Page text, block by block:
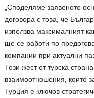
„Споделяме заявеното
договора с това, че
използва максималният
ще се работи по
компании при актуални
Този жест от турска
взаимоотношения, които
Турция е ключов